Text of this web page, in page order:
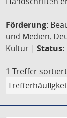
Förderung:
und Medien,
Kultur | Status:
1 Treffer